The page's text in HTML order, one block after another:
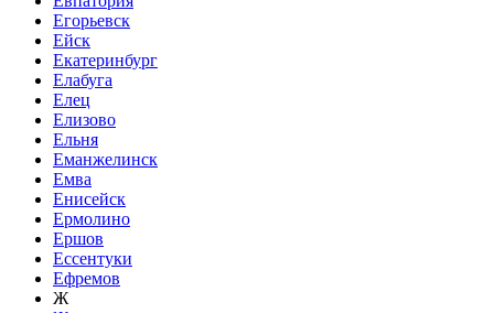
Егорьевск
Ейск
Екатеринбург
Елабуга
Елец
Елизово
Ельня
Еманжелинск
Емва
Енисейск
Ермолино
Ершов
Ессентуки
Ефремов
Ж